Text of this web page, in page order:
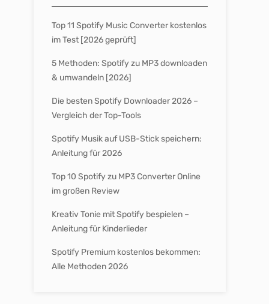
Top 11 Spotify Music Converter kostenlos
im Test [2026 geprüft]
5 Methoden: Spotify zu MP3 downloaden
& umwandeln [2026]
Die besten Spotify Downloader 2026 –
Vergleich der Top-Tools
Spotify Musik auf USB-Stick speichern:
Anleitung für 2026
Top 10 Spotify zu MP3 Converter Online
im großen Review
Kreativ Tonie mit Spotify bespielen –
Anleitung für Kinderlieder
Spotify Premium kostenlos bekommen:
Alle Methoden 2026